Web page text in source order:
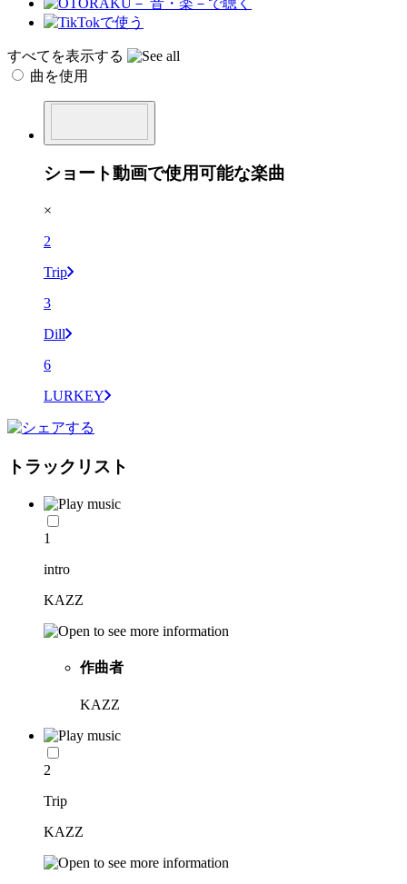
すべてを表示する
曲を使用
ショート動画で使用可能な楽曲
×
2
Trip
3
Dill
6
LURKEY
トラックリスト
1
intro
KAZZ
作曲者
KAZZ
2
Trip
KAZZ